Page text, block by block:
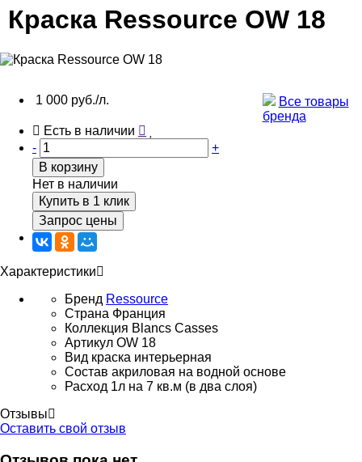
Краска Ressource OW 18
1 000 руб./л.
Все товары
бренда
Есть в наличии
-
+
В корзину
Нет в наличии
Купить в 1 клик
Запрос цены
Характеристики
Бренд Ressource
Страна Франция
Коллекция Blancs Casses
Артикул OW 18
Вид краска интерьерная
Состав акриловая на водной основе
Расход 1л на 7 кв.м (в два слоя)
Отзывы
Оставить свой отзыв